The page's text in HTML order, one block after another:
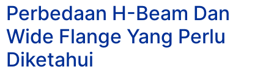
Perbedaan H-Beam Dan
Wide Flange Yang Perlu
Diketahui